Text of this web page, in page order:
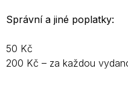
Správní a jiné poplatky:
50 Kč
200 Kč – za každou